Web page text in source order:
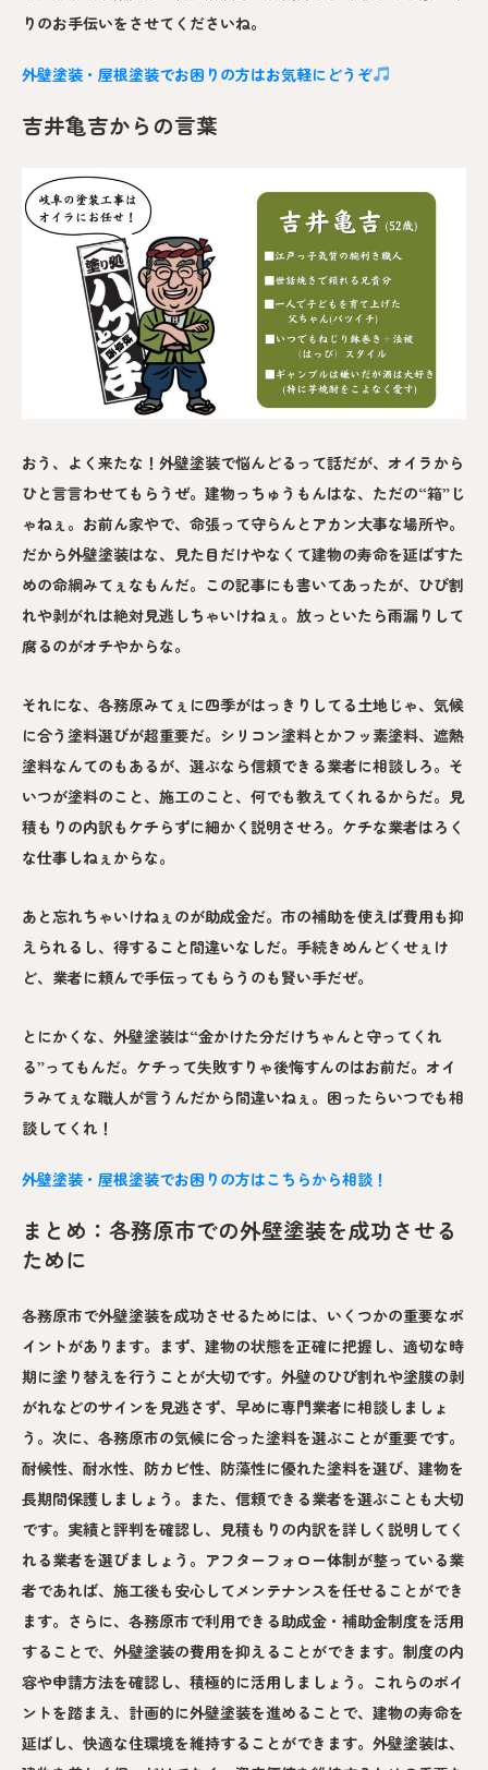
りのお手伝いをさせてくださいね。
外壁塗装・屋根塗装でお困りの方はお気軽にどうぞ
吉井亀吉からの言葉
おう、よく来たな！外壁塗装で悩んどるって話だが、オイラから
ひと言言わせてもらうぜ。建物っちゅうもんはな、ただの“箱”じ
ゃねぇ。お前ん家やで、命張って守らんとアカン大事な場所や。
だから外壁塗装はな、見た目だけやなくて建物の寿命を延ばすた
めの命綱みてぇなもんだ。この記事にも書いてあったが、ひび割
れや剥がれは絶対見逃しちゃいけねぇ。放っといたら雨漏りして
腐るのがオチやからな。
それにな、各務原みてぇに四季がはっきりしてる土地じゃ、気候
に合う塗料選びが超重要だ。シリコン塗料とかフッ素塗料、遮熱
塗料なんてのもあるが、選ぶなら信頼できる業者に相談しろ。そ
いつが塗料のこと、施工のこと、何でも教えてくれるからだ。見
積もりの内訳もケチらずに細かく説明させろ。ケチな業者はろく
な仕事しねぇからな。
あと忘れちゃいけねぇのが助成金だ。市の補助を使えば費用も抑
えられるし、得すること間違いなしだ。手続きめんどくせぇけ
ど、業者に頼んで手伝ってもらうのも賢い手だぜ。
とにかくな、外壁塗装は“金かけた分だけちゃんと守ってくれ
る”ってもんだ。ケチって失敗すりゃ後悔すんのはお前だ。オイ
ラみてぇな職人が言うんだから間違いねぇ。困ったらいつでも相
談してくれ！
外壁塗装・屋根塗装でお困りの方はこちらから相談！
まとめ：各務原市での外壁塗装を成功させる
ために
各務原市で外壁塗装を成功させるためには、いくつかの重要なポ
イントがあります。まず、建物の状態を正確に把握し、適切な時
期に塗り替えを行うことが大切です。外壁のひび割れや塗膜の剥
がれなどのサインを見逃さず、早めに専門業者に相談しましょ
う。次に、各務原市の気候に合った塗料を選ぶことが重要です。
耐候性、耐水性、防カビ性、防藻性に優れた塗料を選び、建物を
長期間保護しましょう。また、信頼できる業者を選ぶことも大切
です。実績と評判を確認し、見積もりの内訳を詳しく説明してく
れる業者を選びましょう。アフターフォロー体制が整っている業
者であれば、施工後も安心してメンテナンスを任せることができ
ます。さらに、各務原市で利用できる助成金・補助金制度を活用
することで、外壁塗装の費用を抑えることができます。制度の内
容や申請方法を確認し、積極的に活用しましょう。これらのポイ
ントを踏まえ、計画的に外壁塗装を進めることで、建物の寿命を
延ばし、快適な住環境を維持することができます。外壁塗装は、